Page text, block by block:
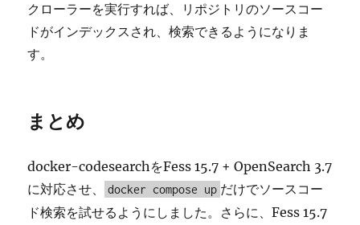
クローラーを実行すれば、リポジトリのソースコー
ドがインデックスされ、検索できるようになりま
す。
まとめ
docker-codesearchをFess 15.7 + OpenSearch 3.7
に対応させ、
docker compose up だけでソースコー
ド検索を試せるようにしました。さらに、Fess 15.7